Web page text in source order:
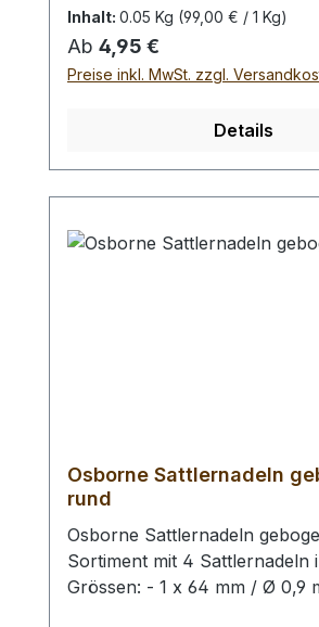
Lederkanten einreiben,
flüssig auf das ebenfalls
(Heißluftfön) Leder auftragen,
Auswahlliste:- 50 Gramm- 80
Stück Bienenwachs der
Ausführung.
Inhalt: 0.05 Kg (99,00 € / 1 Kg)
Regulärer Preis:
Ab 4,95 €
Preise inkl. MwSt. zzgl.
Details
Osborne Sattlernadeln
rund
Osborne Sattlernadeln
Sortiment mit 4 Sattlernadeln
Grössen: - 1 x 64 mm / Ø 0,9